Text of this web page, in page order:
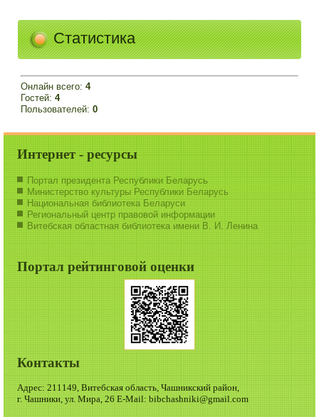
Статистика
Онлайн всего:4
Гостей:4
Пользователей:0
Интернет - ресурсы
Портал президента Республики Беларусь
Министерство культуры Республики Беларусь
Национальная библиотека Беларуси
Региональный центр правовой информации
Витебская областная библиотека имени В. И. Ленина
Портал рейтинговой оценки
Контакты
Адрес: 211149, Витебская область, Чашникский район,
г. Чашники, ул. Мира, 26 E-Mail: bibchashniki@gmail.com